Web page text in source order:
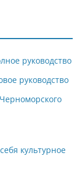
руководство
руководство
культурное